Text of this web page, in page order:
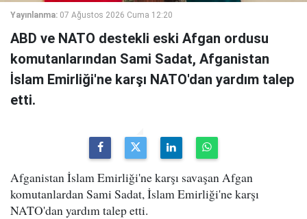
Yayınlanma: 07 Ağustos 2026 Cuma 12:20
ABD ve NATO destekli eski Afgan ordusu
komutanlarından Sami Sadat, Afganistan
İslam Emirliği'ne karşı NATO'dan yardım talep
etti.
Afganistan İslam Emirliği'ne karşı savaşan Afgan
komutanlardan Sami Sadat, İslam Emirliği'ne karşı
NATO'dan yardım talep etti.